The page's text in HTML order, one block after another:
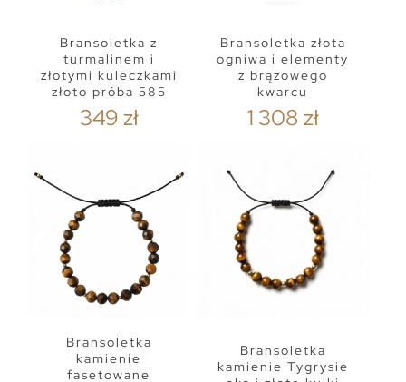
Bransoletka z
turmalinem i
złotymi kuleczkami
złoto próba 585
349 zł
Bransoletka złota
ogniwa i elementy
z brązowego
kwarcu
1 308 zł
Bransoletka
kamienie
fasetowane
Bransoletka
kamienie Tygrysie